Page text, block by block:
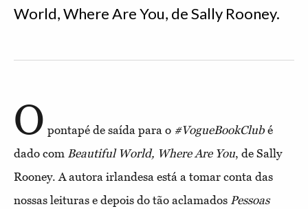
World, Where Are You, de Sally Rooney.
O pontapé de saída para o #VogueBookClub é
dado com Beautiful World, Where Are You, de Sally
Rooney. A autora irlandesa está a tomar conta das
nossas leituras e depois do tão aclamados Pessoas